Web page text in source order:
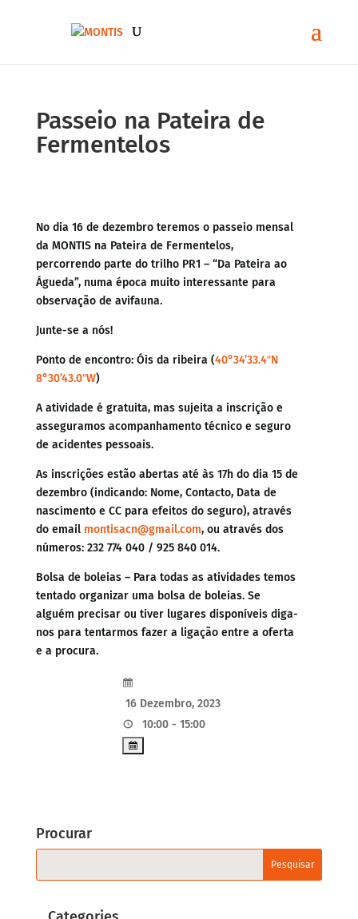
Passeio na Pateira de
Fermentelos
No dia 16 de dezembro teremos o passeio mensal
da MONTIS na Pateira de Fermentelos,
percorrendo parte do trilho PR1 – “Da Pateira ao
Águeda”, numa época muito interessante para
observação de avifauna.
Junte-se a nós!
Ponto de encontro: Óis da ribeira (40°34’33.4″N
8°30’43.0″W)
A atividade é gratuita, mas sujeita a inscrição e
asseguramos acompanhamento técnico e seguro
de acidentes pessoais.
As inscrições estão abertas até às 17h do dia 15 de
dezembro (indicando: Nome, Contacto, Data de
nascimento e CC para efeitos do seguro), através
do email montisacn@gmail.com, ou através dos
números: 232 774 040 / 925 840 014.
Bolsa de boleias – Para todas as atividades temos
tentado organizar uma bolsa de boleias. Se
alguém precisar ou tiver lugares disponíveis diga-
nos para tentarmos fazer a ligação entre a oferta
e a procura.
16 Dezembro, 2023
10:00 - 15:00
Procurar